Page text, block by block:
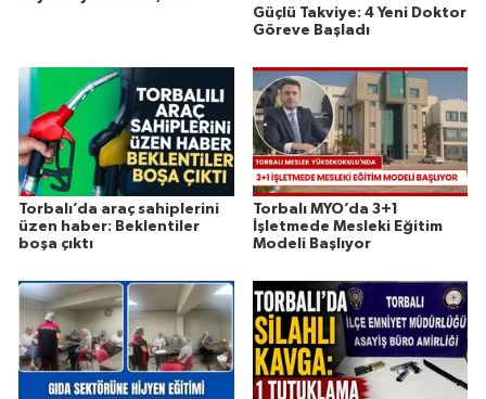
Güçlü Takviye: 4 Yeni Doktor
Göreve Başladı
Torbalı’da araç sahiplerini
üzen haber: Beklentiler
boşa çıktı
Torbalı MYO’da 3+1
İşletmede Mesleki Eğitim
Modeli Başlıyor